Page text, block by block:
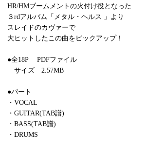
HR/HMブームメントの火付け役となった
３rdアルバム「メタル・ヘルス 」より
スレイドのカヴァーで
大ヒットしたこの曲をピックアップ！
●全18P PDFファイル
サイズ 2.57MB
●パート
・VOCAL
・GUITAR(TAB譜)
・BASS(TAB譜)
・DRUMS